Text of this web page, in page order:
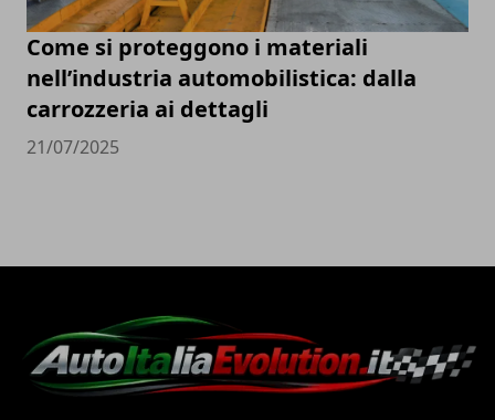
Come si proteggono i materiali
nell’industria automobilistica: dalla
carrozzeria ai dettagli
21/07/2025